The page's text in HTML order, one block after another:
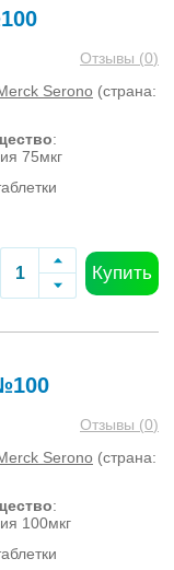
Отзывы (0)
Serono (страна:
:
75мкг
Купить
Отзывы (0)
Serono (страна:
:
100мкг